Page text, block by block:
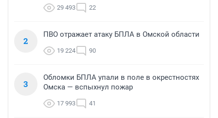
29 493 22
2
ПВО отражает атаку БПЛА в Омской области
19 224 90
3
Обломки БПЛА упали в поле в окрестностях
Омска — вспыхнул пожар
17 993 41